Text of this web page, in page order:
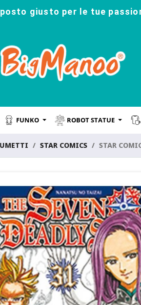
giusto per le tue
FUNKO ROBOT STATUE
STAR COMICS STAR